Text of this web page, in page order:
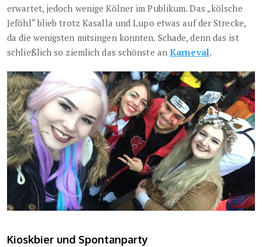
erwartet, jedoch wenige Kölner im Publikum. Das „kölsche
Jeföhl“ blieb trotz Kasalla und Lupo etwas auf der Strecke,
da die wenigsten mitsingen konnten. Schade, denn das ist
schließlich so ziemlich das schönste anKarneval.
Kioskbier und Spontanparty